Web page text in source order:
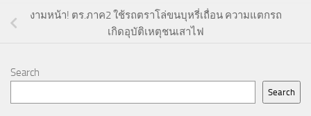
งามหน้า! ตร.ภาค2 ใช้รถตราโล่ขนบุหรี่เถื่อน ความแตกรถ
เกิดอุบัติเหตุชนเสาไฟ
Search
Search